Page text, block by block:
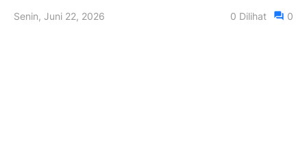
Senin, Juni 22, 2026 0 Dilihat 0